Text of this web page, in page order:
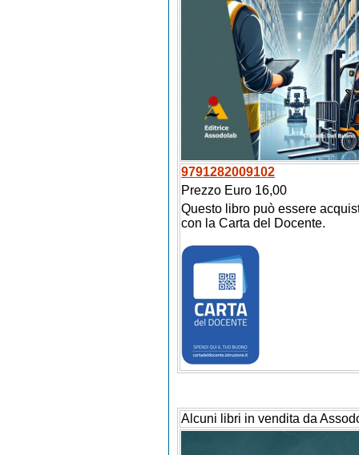
9791282009102
Prezzo Euro 16,00
Questo libro può essere
con la Carta del Docente.
Alcuni libri in vendita da